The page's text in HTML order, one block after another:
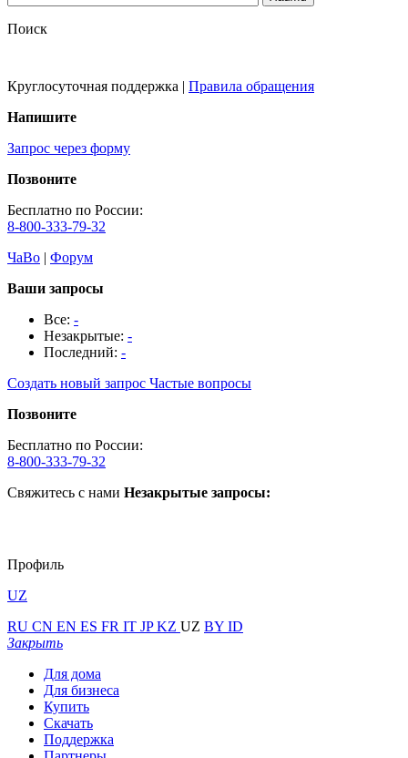
Поиск
Круглосуточная поддержка | Правила обращения
Напишите
Запрос через форму
Позвоните
Бесплатно по России:
8-800-333-79-32
ЧаВо | Форум
Ваши запросы
Все: -
Незакрытые: -
Последний: -
Создать новый запрос Частые вопросы
Позвоните
Бесплатно по России:
8-800-333-79-32
Свяжитесь с нами Незакрытые запросы:
Профиль
UZ
RU CN EN ES FR IT JPKZ UZ BY ID
Закрыть
Для дома
Для бизнеса
Купить
Скачать
Поддержка